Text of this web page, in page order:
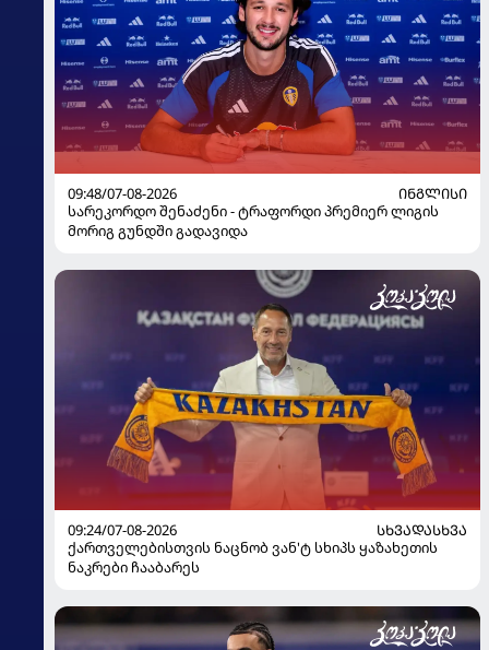
09:48/07-08-2026
ᲘᲜᲒᲚᲘᲡᲘ
სარეკორდო შენაძენი - ტრაფორდი პრემიერ ლიგის
მორიგ გუნდში გადავიდა
09:24/07-08-2026
ᲡᲮᲕᲐᲓᲐᲡᲮᲕᲐ
ქართველებისთვის ნაცნობ ვან'ტ სხიპს ყაზახეთის
ნაკრები ჩააბარეს